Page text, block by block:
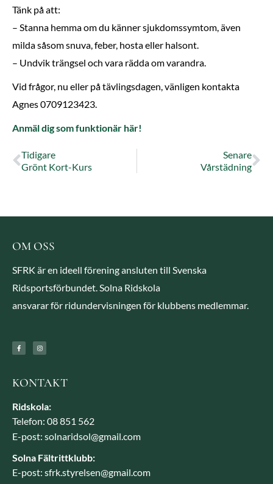
Tänk på att:
– Stanna hemma om du känner sjukdomssymtom, även
milda såsom snuva, feber, hosta eller halsont.
– Undvik trängsel och vara rädda om varandra.
Vid frågor, nu eller på tävlingsdagen, vänligen kontakta
Agnes 0709123423.
Anmäl dig som funktionär här!
Tidigare
Grönt Kort-Kurs
Senare
Vårstädning
OM OSS
SFRK är en ideell förening ansluten till Svenska
Ridsportsförbundet. Solna Ridskola
ansvarar för ridundervisningen för klubbens medlemmar.
KONTAKT
Ridskola:
Telefon: 08 851 562
E-post: solnaridsol@gmail.com
Solna Fältrittklubb:
E-post: sfrk.styrelsen@gmail.com